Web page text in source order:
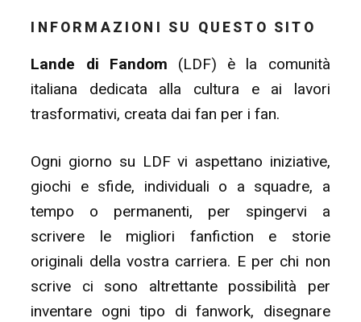
INFORMAZIONI SU QUESTO SITO
Lande di Fandom (LDF) è la comunità
italiana dedicata alla cultura e ai lavori
trasformativi, creata dai fan per i fan.
Ogni giorno su LDF vi aspettano iniziative,
giochi e sfide, individuali o a squadre, a
tempo o permanenti, per spingervi a
scrivere le migliori fanfiction e storie
originali della vostra carriera. E per chi non
scrive ci sono altrettante possibilità per
inventare ogni tipo di fanwork, disegnare